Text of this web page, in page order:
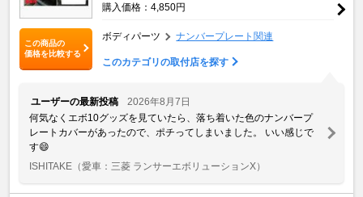
この商品の
価格を比較する
購入価格：4,850円
ボディパーツ ナンバープレート関連
このカテゴリの取付店を探す
ユーザーの最新投稿
2026年8月7日
何気なくエボ10グッズを見ていたら、落ち着いた色のナンバープ
レートカバーがあったので、ポチってしまいました。 いい感じで
す😄
ISHITAKE （愛車：三菱 ランサーエボリューションX）